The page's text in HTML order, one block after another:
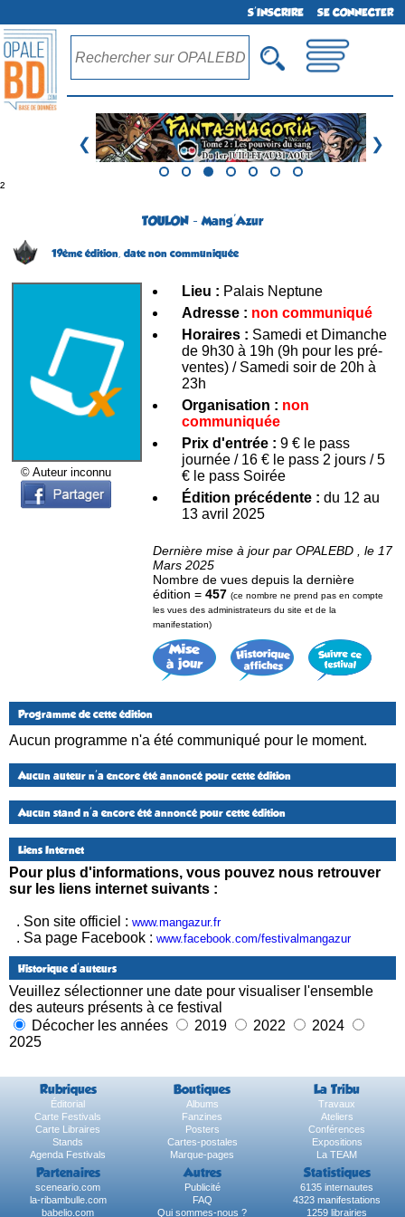
S'INSCRIRE SE CONNECTER
❮ ❯
²
TOULON - Mang'Azur
19ème édition, date non communiquée
© Auteur inconnu
Lieu : Palais Neptune
Adresse : non communiqué
Horaires : Samedi et Dimanche
de 9h30 à 19h (9h pour les pré-
ventes) / Samedi soir de 20h à
23h
Organisation : non
communiquée
Prix d'entrée : 9 € le pass
journée / 16 € le pass 2 jours / 5
€ le pass Soirée
Édition précédente : du 12 au
13 avril 2025
Dernière mise à jour par OPALEBD , le 17
Mars 2025
Nombre de vues depuis la dernière
édition = 457 (ce nombre ne prend pas en compte
les vues des administrateurs du site et de la
manifestation)
Programme de cette édition
Aucun programme n'a été communiqué pour le moment.
Aucun auteur n'a encore été annoncé pour cette édition
Aucun stand n'a encore été annoncé pour cette édition
Liens Internet
Pour plus d'informations, vous pouvez nous retrouver
sur les liens internet suivants :
. Son site officiel : www.mangazur.fr
. Sa page Facebook : www.facebook.com/festivalmangazur
Historique d'auteurs
Veuillez sélectionner une date pour visualiser l'ensemble
des auteurs présents à ce festival
Décocher les années
2019 2022
2024
2025
Rubriques Boutiques La Tribu
Éditorial Albums
Travaux
Carte Festivals
Fanzines
Ateliers
Carte Libraires
Posters
Conférences
Stands
Cartes-postales
Expositions
Agenda Festivals
Marque-pages La TEAM
Partenaires Autres Statistiques
sceneario.com Publicité
6135 internautes
la-ribambulle.com
FAQ
4323 manifestations
babelio.com
Qui sommes-nous ? 1259 librairies